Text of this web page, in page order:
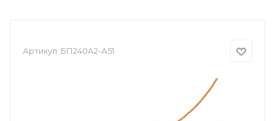
Артикул: БП240А2-А51